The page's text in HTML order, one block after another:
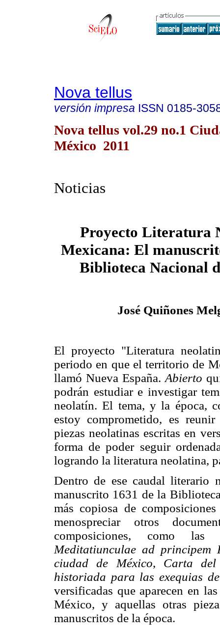
Nova tellus
versión impresa ISSN 0185-
Nova tellus vol.29 no.1
México 2011
Noticias
Proyecto Literatura
Mexicana: El
Biblioteca Nacional
José Quiñones
El proyecto "Literatura
periodo en que el territorio de
llamó Nueva España. Abierto
podrán estudiar e investigar
neolatín. El tema, y la época,
estoy comprometido, es
piezas neolatinas escritas en
forma de poder seguir
logrando la literatura neolatina,
Dentro de ese caudal literario
manuscrito 1631 de la
más copiosa de
menospreciar otros
composiciones, como
Meditatiunculae ad principem
ciudad de México, Carta del
historiada para las exequias
versificadas que aparecen en
México, y aquellas otras
manuscritos de la época.